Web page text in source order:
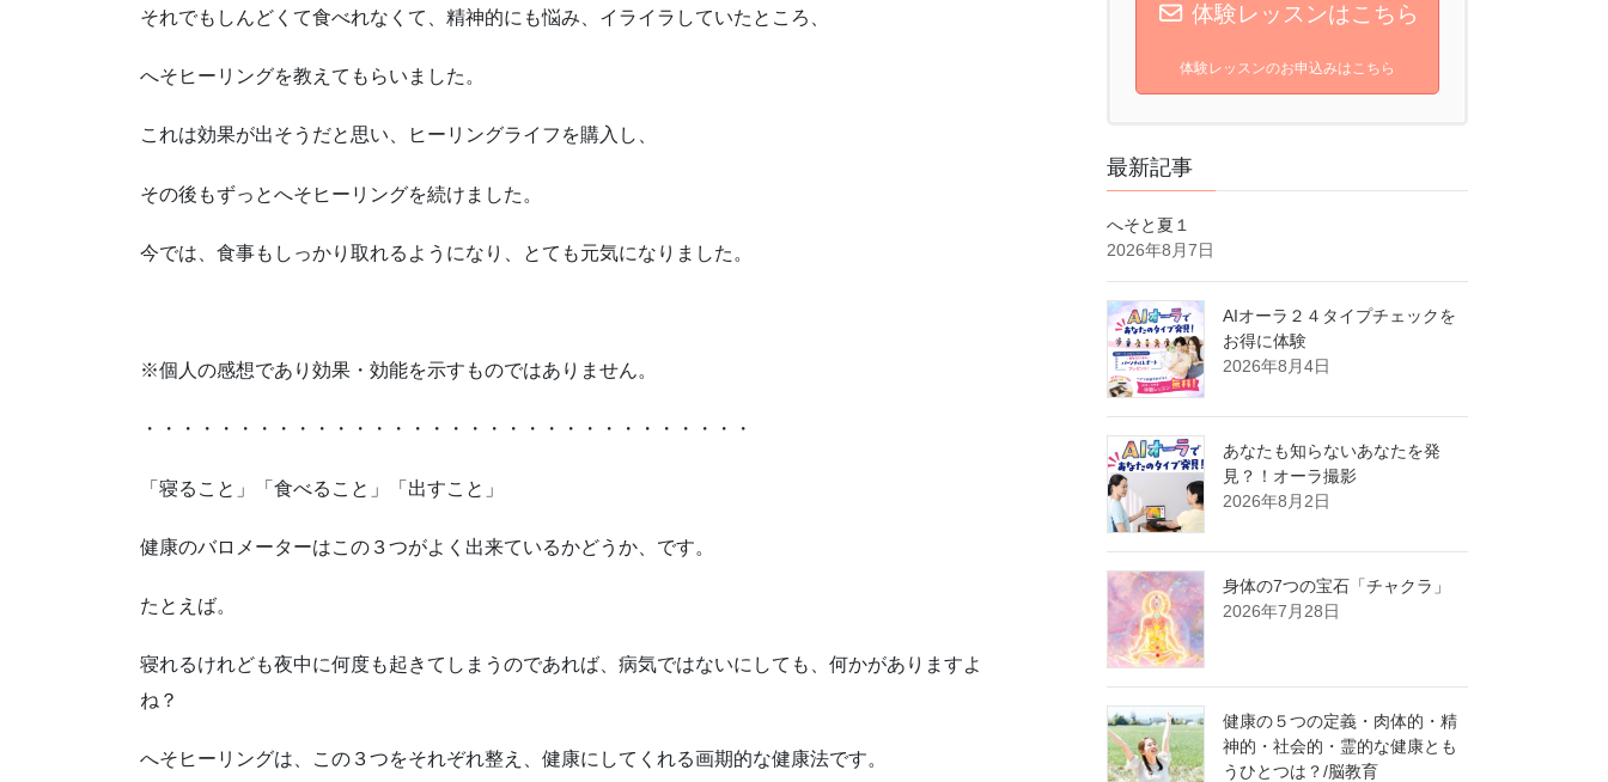
それでもしんどくて食べれなくて、精神的にも悩み、イライラしていたところ、
へそヒーリングを教えてもらいました。
これは効果が出そうだと思い、ヒーリングライフを購入し、
その後もずっとへそヒーリングを続けました。
今では、食事もしっかり取れるようになり、とても元気になりました。
※個人の感想であり効果・効能を示すものではありません。
・・・・・・・・・・・・・・・・・・・・・・・・・・・・・・・・
「寝ること」「食べること」「出すこと」
健康のバロメーターはこの３つがよく出来ているかどうか、です。
たとえば。
寝れるけれども夜中に何度も起きてしまうのであれば、病気ではないにしても、何かがありますよ
ね？
へそヒーリングは、この３つをそれぞれ整え、健康にしてくれる画期的な健康法です。
体験レッスンはこちら
体験レッスンのお申込みはこちら
最新記事
へそと夏１
2026年8月7日
AIオーラ２４タイプチェックを
お得に体験
2026年8月4日
あなたも知らないあなたを発
見？！オーラ撮影
2026年8月2日
身体の7つの宝石「チャクラ」
2026年7月28日
健康の５つの定義・肉体的・精
神的・社会的・霊的な健康とも
うひとつは？/脳教育